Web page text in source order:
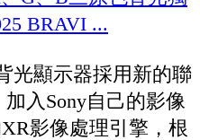
光顯示器採用新的聯
加入Sony自己的影像
影像處理引擎，根